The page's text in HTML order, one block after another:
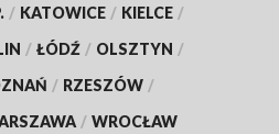
/ KATOWICE / KIELCE /
/ ŁÓDŹ / OLSZTYN /
/ RZESZÓW /
/ WROCŁAW